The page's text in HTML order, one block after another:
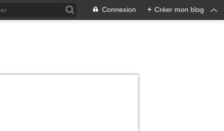
Connexion + Créer mon blog